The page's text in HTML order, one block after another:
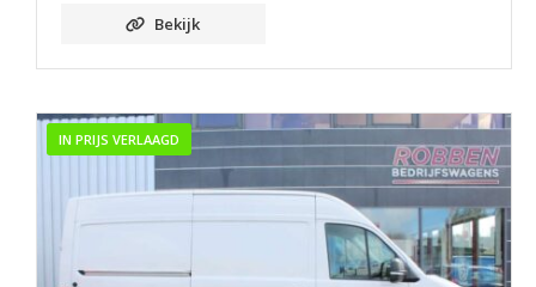
Bekijk
IN PRIJS VERLAAGD